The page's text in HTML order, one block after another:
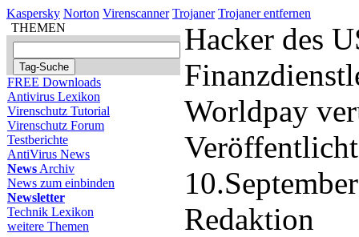
Kaspersky Norton Virenscanner Trojaner Trojaner entfernen
THEMEN
FREE Downloads
Antivirus Lexikon
Virenschutz Tutorial
Virenschutz Forum
Testberichte
AntiVirus News
News Archiv
News zum einbinden
Newsletter
Technik Lexikon
weitere Themen
Hacker des
Worldpay
Redaktion